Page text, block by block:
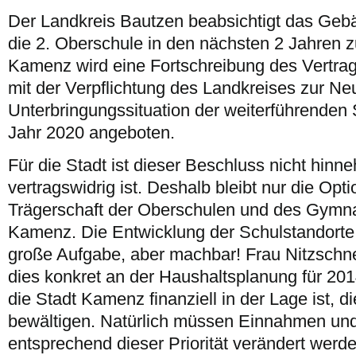
Der Landkreis Bautzen beabsichtigt das
die 2. Oberschule in den nächsten 2 Jahren
Kamenz wird eine Fortschreibung des
mit der Verpflichtung des Landkreises zur
Unterbringungssituation der weiterführenden
Jahr 2020 angeboten.
Für die Stadt ist dieser Beschluss nicht
vertragswidrig ist. Deshalb bleibt nur die
Trägerschaft der Oberschulen und des
Kamenz. Die Entwicklung der
große Aufgabe, aber machbar! Frau
dies konkret an der Haushaltsplanung für
die Stadt Kamenz finanziell in der Lage ist,
bewältigen. Natürlich müssen Einnahmen
entsprechend dieser Priorität verändert